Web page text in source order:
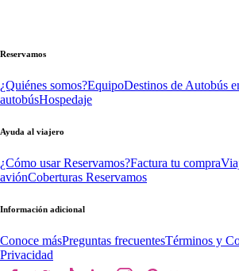
Reservamos
¿Quiénes somos?EquipoDestinos de Autobús
autobúsHospedaje
Ayuda al viajero
¿Cómo usar Reservamos?Factura tu compra
aviónCoberturas Reservamos
Información adicional
Conoce másPreguntas frecuentesTérminos y
Privacidad